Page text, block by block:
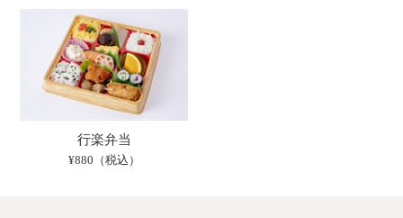
行楽弁当
¥880（税込）